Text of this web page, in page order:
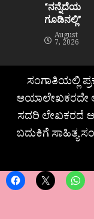
“ನನ್ನೆದೆಯ
ಗೂಡಿನಲ್ಲಿ”
August
7, 2026
ಸಂಗಾತಿಯಲ್ಲಿ
ಆಯಾಲೇಖಕರದೇ
ಸದರಿ ಲೇಖಕರದೆ
ಬದುಕಿಗೆ ಸಾಹಿತ್ಯ